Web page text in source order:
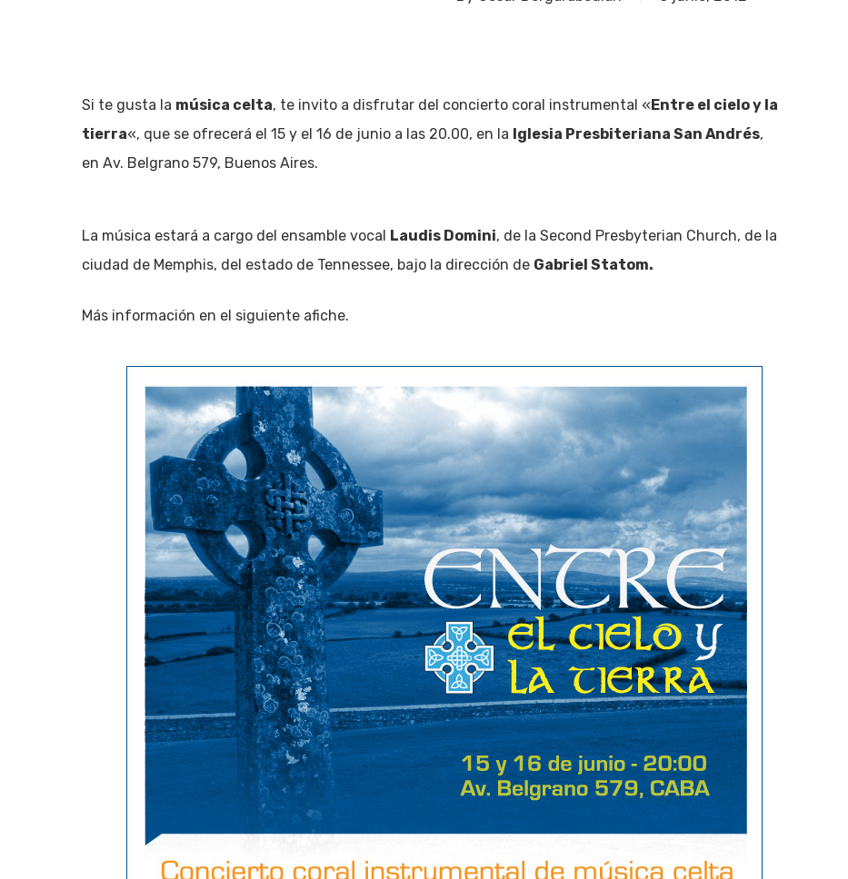
Si te gusta la música celta, te invito a disfrutar del concierto coral instrumental «Entre el cielo y la
tierra«, que se ofrecerá el 15 y el 16 de junio a las 20.00, en la Iglesia Presbiteriana San Andrés,
en Av. Belgrano 579, Buenos Aires.
La música estará a cargo del ensamble vocal Laudis Domini, de la Second Presbyterian Church, de la
ciudad de Memphis, del estado de Tennessee, bajo la dirección de Gabriel Statom.
Más información en el siguiente afiche.